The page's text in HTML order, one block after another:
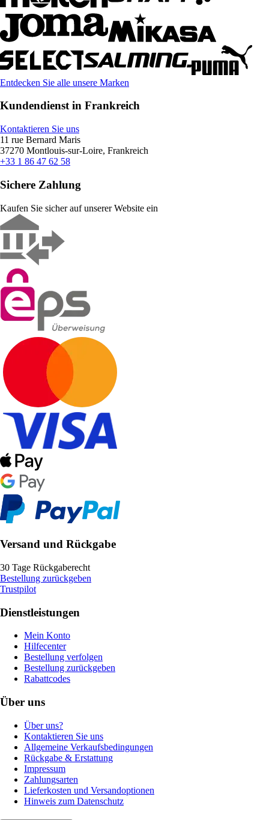
Entdecken Sie alle unsere Marken
Kundendienst in Frankreich
Kontaktieren Sie uns
11 rue Bernard Maris
37270 Montlouis-sur-Loire, Frankreich
+33 1 86 47 62 58
Sichere Zahlung
Kaufen Sie sicher auf unserer Website ein
Versand und Rückgabe
30 Tage Rückgaberecht
Bestellung zurückgeben
Trustpilot
Dienstleistungen
Mein Konto
Hilfecenter
Bestellung verfolgen
Bestellung zurückgeben
Rabattcodes
Über uns
Über uns?
Kontaktieren Sie uns
Allgemeine Verkaufsbedingungen
Rückgabe & Erstattung
Impressum
Zahlungsarten
Lieferkosten und Versandoptionen
Hinweis zum Datenschutz